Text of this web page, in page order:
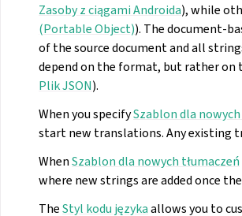
Zasoby z ciągami Androida), while
(Portable Object)). The document-
of the source document and all
depend on the format, but rather
Plik JSON).
When you specifySzablon dla
start new translations. Any existing
WhenSzablon dla nowych tłumaczeń
where new strings are added once
TheStyl kodu językaallows you to